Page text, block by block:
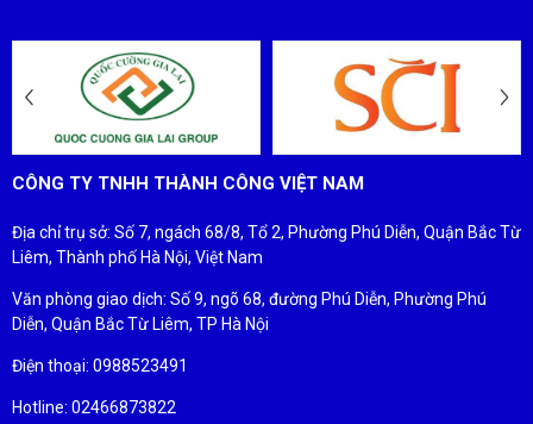
CÔNG TY TNHH THÀNH CÔNG VIỆT NAM
Địa chỉ trụ sở: Số 7, ngách 68/8, Tổ 2, Phường Phú Diễn, Quận Bắc Từ
Liêm, Thành phố Hà Nội, Việt Nam
Văn phòng giao dịch: Số 9, ngõ 68, đường Phú Diễn, Phường Phú
Diễn, Quận Bắc Từ Liêm, TP Hà Nội
Điện thoại: 0988523491
Hotline: 02466873822